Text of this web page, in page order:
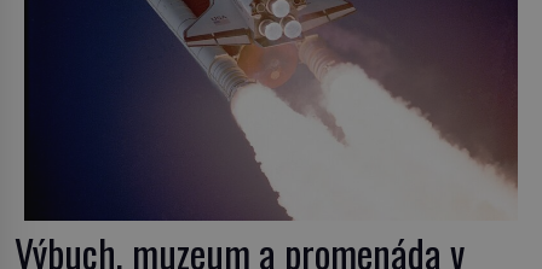
Výbuch, muzeum a promenáda v